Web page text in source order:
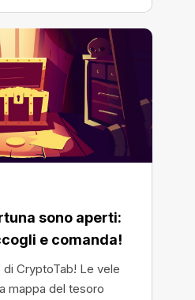
sono aperti:
e comanda!
CryptoTab! Le vele
mappa del tesoro